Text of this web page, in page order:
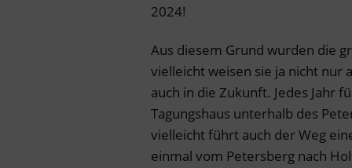
2024!
Aus diesem Grund wurden die
vielleicht weisen sie ja nicht nur
auch in die Zukunft. Jedes Jahr
Tagungshaus unterhalb des
vielleicht führt auch der Weg
einmal vom Petersberg nach